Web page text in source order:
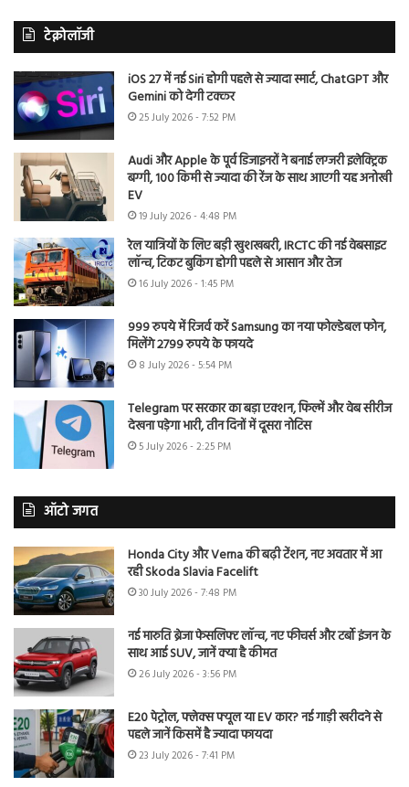
टेक्नोलॉजी
iOS 27 में नई Siri होगी पहले से ज्यादा स्मार्ट, ChatGPT और
Gemini को देगी टक्कर
25 July 2026 - 7:52 PM
Audi और Apple के पूर्व डिजाइनरों ने बनाई लग्जरी इलेक्ट्रिक
बग्गी, 100 किमी से ज्यादा की रेंज के साथ आएगी यह अनोखी
EV
19 July 2026 - 4:48 PM
रेल यात्रियों के लिए बड़ी खुशखबरी, IRCTC की नई वेबसाइट
लॉन्च, टिकट बुकिंग होगी पहले से आसान और तेज
16 July 2026 - 1:45 PM
999 रुपये में रिजर्व करें Samsung का नया फोल्डेबल फोन,
मिलेंगे 2799 रुपये के फायदे
8 July 2026 - 5:54 PM
Telegram पर सरकार का बड़ा एक्शन, फिल्में और वेब सीरीज
देखना पड़ेगा भारी, तीन दिनों में दूसरा नोटिस
5 July 2026 - 2:25 PM
ऑटो जगत
Honda City और Verna की बढ़ी टेंशन, नए अवतार में आ
रही Skoda Slavia Facelift
30 July 2026 - 7:48 PM
नई मारुति ब्रेजा फेसलिफ्ट लॉन्च, नए फीचर्स और टर्बो इंजन के
साथ आई SUV, जानें क्या है कीमत
26 July 2026 - 3:56 PM
E20 पेट्रोल, फ्लेक्स फ्यूल या EV कार? नई गाड़ी खरीदने से
पहले जानें किसमें है ज्यादा फायदा
23 July 2026 - 7:41 PM